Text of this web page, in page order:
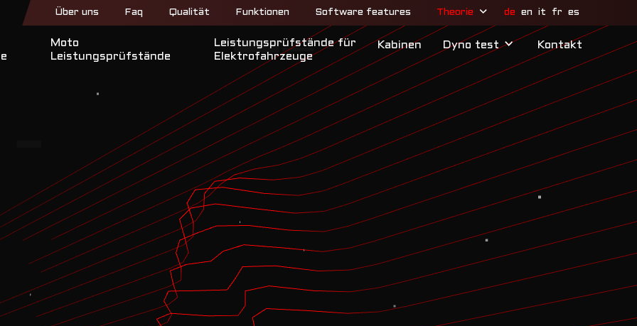
Top
Über uns Faq Qualität Funktionen Software features Theorie de en it fr es
Moto
Leistungsprüfstände
Leistungsprüfstände für
Elektrofahrzeuge
Kabinen Dyno test Kontakt